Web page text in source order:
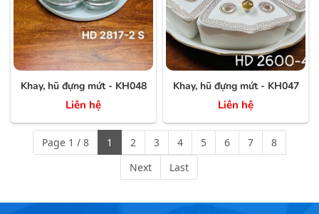
Khay, hũ đựng mứt - KH048
Liên hệ
Khay, hũ đựng mứt - KH047
Liên hệ
Page 1 / 8 1 2 3 4 5 6 7
8
Next
Last